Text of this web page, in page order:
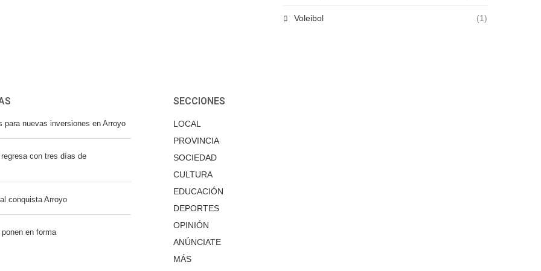
Voleibol (1)
para nuevas inversiones en Arroyo
con tres días de
conquista Arroyo
en forma
SECCIONES
LOCAL
PROVINCIA
SOCIEDAD
CULTURA
EDUCACIÓN
DEPORTES
OPINIÓN
ANÚNCIATE
MÁS